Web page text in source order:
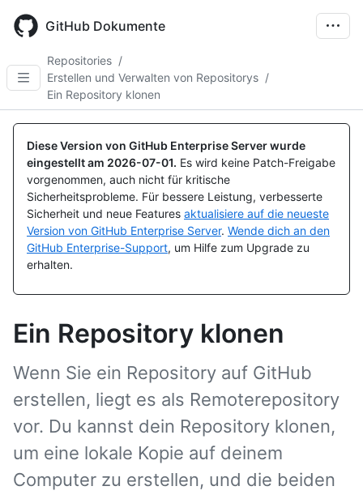
main
GitHub Dokumente
Repositories /
Erstellen und Verwalten von Repositorys /
Ein Repository klonen
Diese Version von GitHub Enterprise Server wurde
eingestellt am 2026-07-01. Es wird keine Patch-Freigabe
vorgenommen, auch nicht für kritische
Sicherheitsprobleme. Für bessere Leistung, verbesserte
Sicherheit und neue Features aktualisiere auf die neueste
Version von GitHub Enterprise Server. Wende dich an den
GitHub Enterprise-Support, um Hilfe zum Upgrade zu
erhalten.
Ein Repository klonen
Wenn Sie ein Repository auf GitHub
erstellen, liegt es als Remoterepository
vor. Du kannst dein Repository klonen,
um eine lokale Kopie auf deinem
Computer zu erstellen, und die beiden